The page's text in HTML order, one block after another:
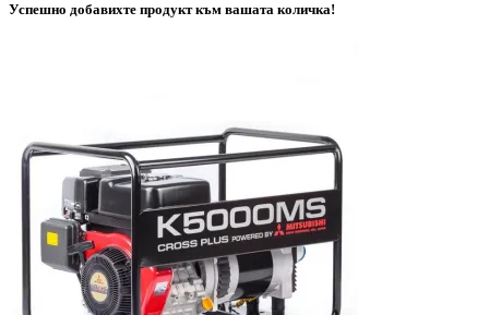
Успешно добавихте продукт към вашата количка!